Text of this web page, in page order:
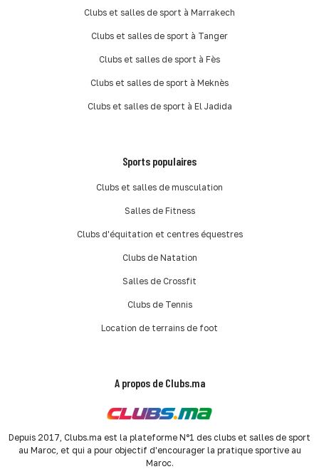
Clubs et salles de sport à Marrakech
Clubs et salles de sport à Tanger
Clubs et salles de sport à Fès
Clubs et salles de sport à Meknès
Clubs et salles de sport à El Jadida
Sports populaires
Clubs et salles de musculation
Salles de Fitness
Clubs d'équitation et centres équestres
Clubs de Natation
Salles de Crossfit
Clubs de Tennis
Location de terrains de foot
A propos de Clubs.ma
Depuis 2017, Clubs.ma est la plateforme N°1 des clubs et salles de sport
au Maroc, et qui a pour objectif d'encourager la pratique sportive au
Maroc.